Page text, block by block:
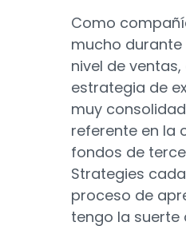
Como
mucho
nivel de
estrategia de
muy
referente en la
fondos de
Strategies
proceso de
tengo la